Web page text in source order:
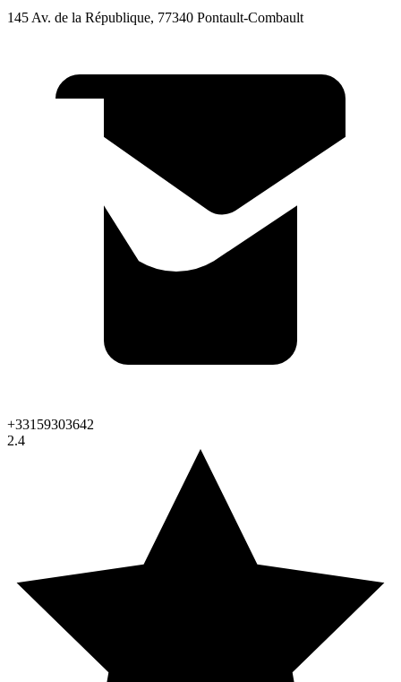
145 Av. de la République, 77340 Pontault-Combault
+33159303642
2.4